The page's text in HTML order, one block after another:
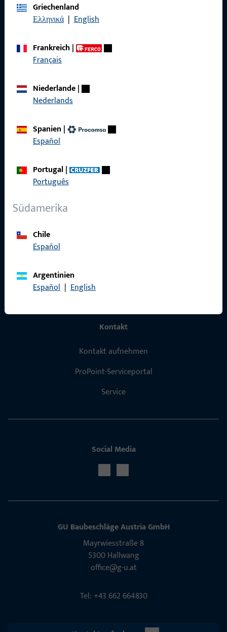
Griechenland
Ελληνικά | English
Frankreich|
Français
Niederlande|
Nederlands
Spanien |
Español
Portugal|
Português
Südamerika
Chile
Español
Argentinien
Español | English
Allgemeines
Schnelleinstieg
Kontakt
Kontakt aufnehmen
ProPoint-Serviceportal
Service
Social Media
GU Baubeschläge Aus­tria GmbH
Mayrwies­straße 8
5300 Hall­wang
office@g-u.at
Tel: +43 662 664830